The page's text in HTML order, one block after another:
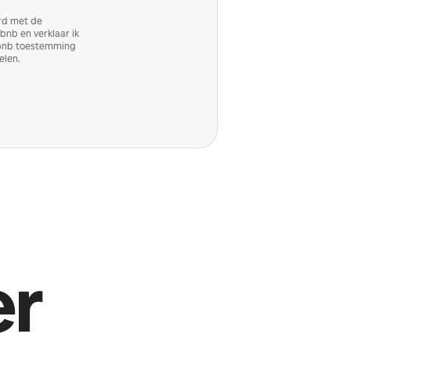
met de
en verklaar ik
toestemming